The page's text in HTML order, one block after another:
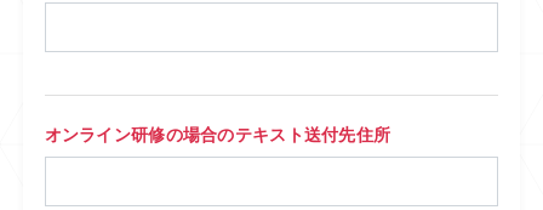
オンライン研修の場合のテキスト送付先住所